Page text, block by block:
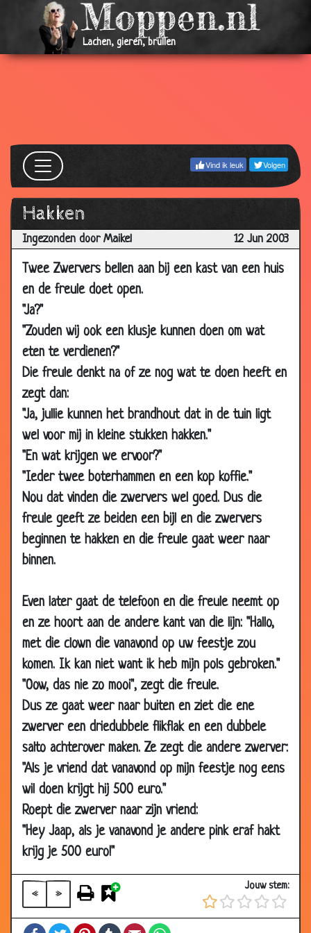
Lachen, gieren, brullen
Vind ik leuk Volgen
Hakken
Ingezonden door Maikel 12 Jun 2003
Twee Zwervers bellen aan bij een kast van een huis
en de freule doet open.
"Ja?"
"Zouden wij ook een klusje kunnen doen om wat
eten te verdienen?"
Die freule denkt na of ze nog wat te doen heeft en
zegt dan:
"Ja, jullie kunnen het brandhout dat in de tuin ligt
wel voor mij in kleine stukken hakken."
"En wat krijgen we ervoor?"
"Ieder twee boterhammen en een kop koffie."
Nou dat vinden die zwervers wel goed. Dus die
freule geeft ze beiden een bijl en die zwervers
beginnen te hakken en die freule gaat weer naar
binnen.
Even later gaat de telefoon en die freule neemt op
en ze hoort aan de andere kant van die lijn: "Hallo,
met die clown die vanavond op uw feestje zou
komen. Ik kan niet want ik heb mijn pols gebroken."
"Oow, das nie zo mooi", zegt die freule.
Dus ze gaat weer naar buiten en ziet die ene
zwerver een driedubbele flikflak en een dubbele
salto achterover maken. Ze zegt die andere zwerver:
"Als je vriend dat vanavond op mijn feestje nog eens
wil doen krijgt hij 500 euro."
Roept die zwerver naar zijn vriend:
"Hey Jaap, als je vanavond je andere pink eraf hakt
krijg je 500 euro!"
« »
Jouw stem:
FacebookTwitterPinterestTumblrEmail
07 Nov
2003
Biljarten
08
Belgische bouwvakker 3.05
2003
13 Aug
2003
Poes 3.32
10 Aug
2003
Bollos
2003
08
Aug
2003
Overval
07 Aug
2003
Wolkenkrabber
06 Aug
2003
Non
05 Aug
2003
Amsterdam
05 Aug
2003
Hans kazan
27 Jul
Bouwvakkers
20 Jul
01 Jul
2003
Gestolen
26 Jun
2003
Net alsof
2003
26 Jun
2003
Ikke weet ni
24 Jun
2003
Dronken man 3.27
24 Jun
2003
Hello
18 Jun
2003
Stijve opa 2.60
16 Jun
2003
Wens-zwembad 3.30
14 Jun
Bijrijder 2.66